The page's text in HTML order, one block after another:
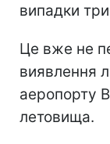
випадки
Це вже не
виявлення
аеропорту
летовища.